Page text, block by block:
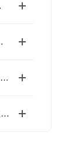
神器
刀+控制器套装
ESTIC艾斯迪克超宽扭矩弯头枪——1N·m~600N·m全能覆盖
ASA好帮手螺丝机适用螺丝规格M1.0~M5.0全兼容